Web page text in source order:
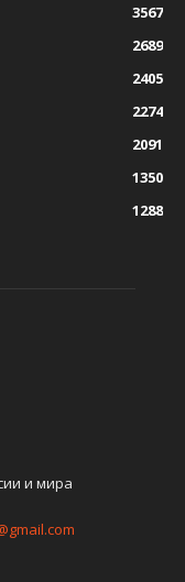
3567
2689
2405
2274
2091
1350
1288
и мира